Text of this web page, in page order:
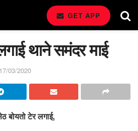
GET APP
थाने समंदर माई
17/03/2020
बोयतो टेर लगाई,